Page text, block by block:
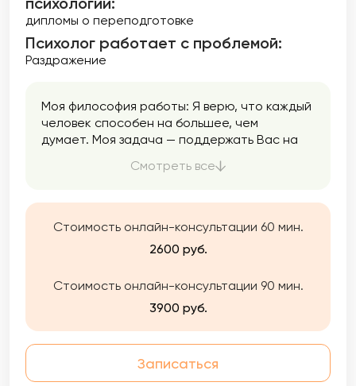
дипломы о переподготовке
Психолог работает с проблемой:
Раздражение
Моя философия работы: Я верю, что каждый
человек способен на большее, чем
думает. Моя задача — поддержать Вас на
гармоничной жизни. Мой подход строится
индивидуальности. Вы увидите ощутимый
результат в обозримые сроки. Я не
честно: если пойму, что не могу быть Вам
другого специалиста.
Смотреть все
Стоимость онлайн-консультации 60 мин.
2600 руб.
Стоимость онлайн-консультации 90 мин.
3900 руб.
Записаться